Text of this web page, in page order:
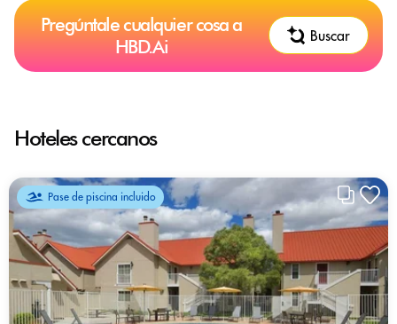
Pregúntale cualquier cosa a
HBD.Ai
Buscar
Hoteles cercanos
Pase de piscina incluido